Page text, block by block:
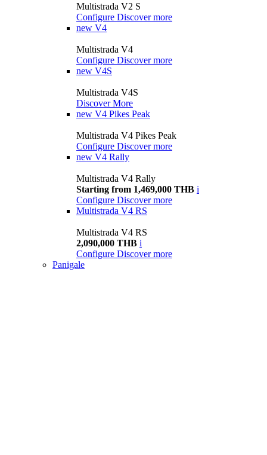
Multistrada V2 S
Configure Discover more
new V4
Multistrada V4
Configure Discover more
new V4S
Multistrada V4S
Discover More
new V4 Pikes Peak
Multistrada V4 Pikes Peak
Configure Discover more
new V4 Rally
Multistrada V4 Rally
Starting from 1,469,000 THB i
Configure Discover more
Multistrada V4 RS
Multistrada V4 RS
2,090,000 THB i
Configure Discover more
Panigale